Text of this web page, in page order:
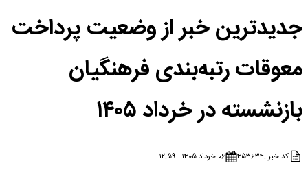
جدیدترین خبر از وضعیت پرداخت
معوقات رتبه‌بندی فرهنگیان
بازنشسته در خرداد ۱۴۰۵
کد خبر :۴۵۳۶۳۴ ۰۶ خرداد ۱۴۰۵ - ۱۲:۵۹